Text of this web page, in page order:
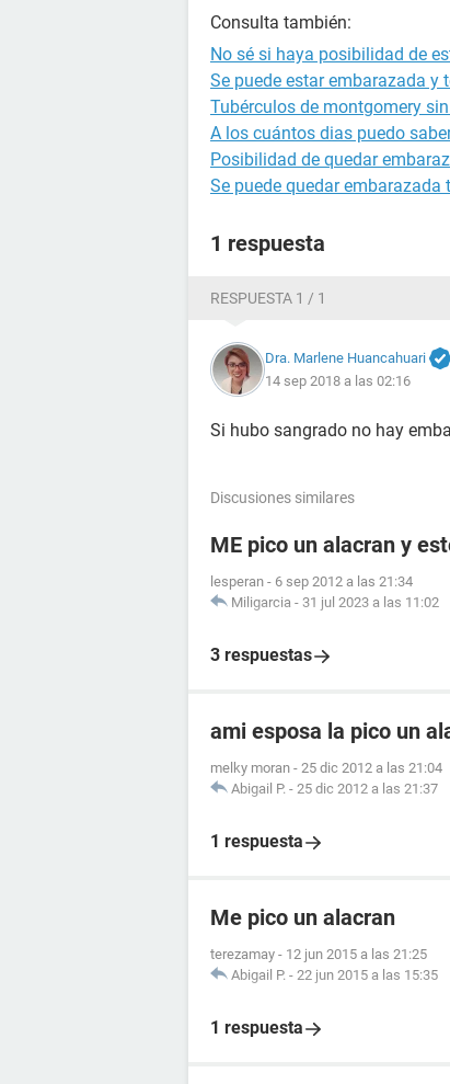
Consulta también:
No sé si haya posibilidad de
Se puede estar embarazada y
Tubérculos de montgomery
A los cuántos dias puedo
Posibilidad de quedar
Se puede quedar embarazada
1 respuesta
RESPUESTA 1 / 1
Dra. Marlene Huancahuari
14 sep 2018 a las 02:16
Si hubo sangrado no hay
Discusiones similares
ME pico un alacran y
lesperan - 6 sep 2012 a las 21:34
Miligarcia - 31 jul 2023 a las 11:02
3 respuestas
ami esposa la pico un
melky moran - 25 dic 2012 a las 21:04
Abigail P. - 25 dic 2012 a las 21:37
1 respuesta
Me pico un alacran
terezamay - 12 jun 2015 a las 21:25
Abigail P. - 22 jun 2015 a las 15:35
1 respuesta